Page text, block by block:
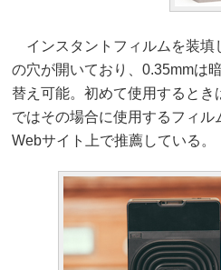
インスタントフィルムを装填
の穴が開いており、0.35mmは
替え可能。初めて使用すると
ではその場合に使用するフィ
Webサイト上で推薦している。